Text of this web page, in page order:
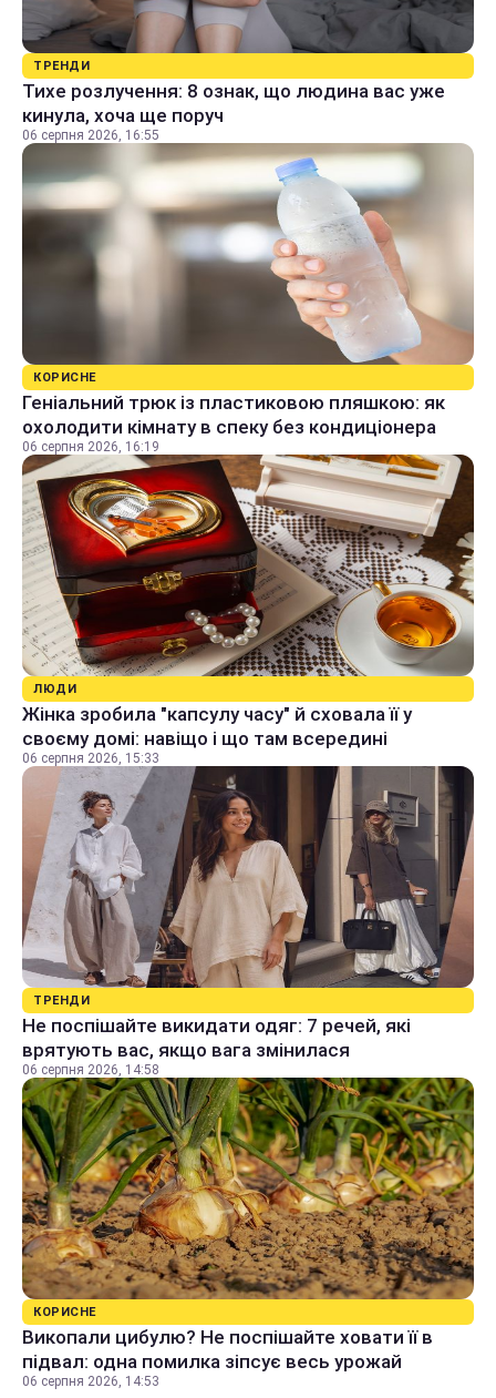
ТРЕНДИ
Тихе розлучення: 8 ознак, що людина вас уже
кинула, хоча ще поруч
06 серпня 2026, 16:55
КОРИСНЕ
Геніальний трюк із пластиковою пляшкою: як
охолодити кімнату в спеку без кондиціонера
06 серпня 2026, 16:19
ЛЮДИ
Жінка зробила "капсулу часу" й сховала її у
своєму домі: навіщо і що там всередині
06 серпня 2026, 15:33
ТРЕНДИ
Не поспішайте викидати одяг: 7 речей, які
врятують вас, якщо вага змінилася
06 серпня 2026, 14:58
КОРИСНЕ
Викопали цибулю? Не поспішайте ховати її в
підвал: одна помилка зіпсує весь урожай
06 серпня 2026, 14:53